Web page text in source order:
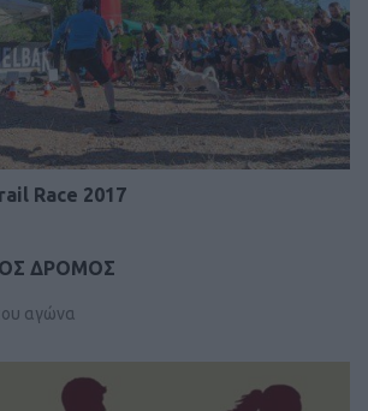
Race 2017
ΔΡΟΜΟΣ
αγώνα